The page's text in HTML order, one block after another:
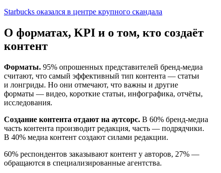
Starbucks оказался в центре крупного скандала
О форматах, KPI и о том, кто создаёт
контент
Форматы. 95% опрошенных представителей бренд-медиа
считают, что самый эффективный тип контента — статьи
и лонгриды. Но они отмечают, что важны и другие
форматы — видео, короткие статьи, инфографика, отчёты,
исследования.
Создание контента отдают на аутсорс. В 60% бренд-медиа
часть контента производит редакция, часть — подрядчики.
В 40% медиа контент создают силами редакции.
60% респондентов заказывают контент у авторов, 27% —
обращаются в специализированные агентства.